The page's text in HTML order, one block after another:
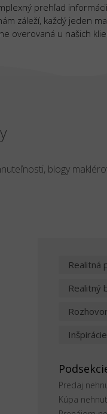
prehľad
záleží, každý jeden
overovaná u našich
blogy
Realitná
Realitný
Predaj
Kúpa